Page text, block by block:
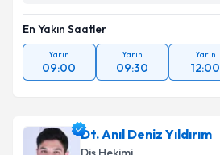
En Yakın Saatler
Yarın
09:00
Yarın
09:30
Yarın
12:00
Dt. Anıl Deniz Yıldırım